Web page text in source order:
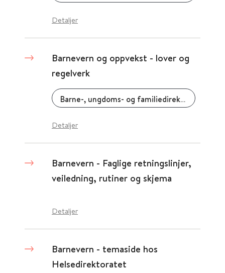
Detaljer
Barnevern og oppvekst - lover og
regelverk
Barne-, ungdoms- og familiedirektoratet (Bufdir)
Detaljer
Barnevern - Faglige retningslinjer,
veiledning, rutiner og skjema
Detaljer
Barnevern - temaside hos
Helsedirektoratet